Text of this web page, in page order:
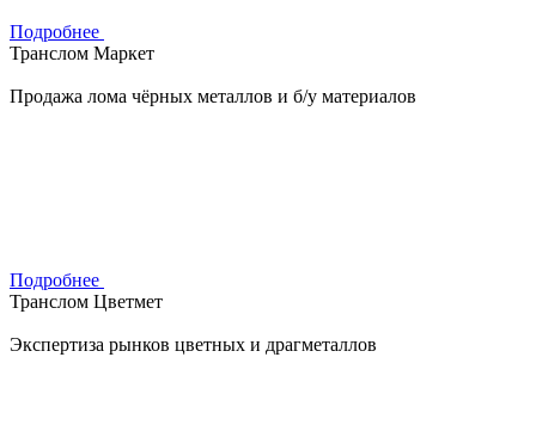
Подробнее
Транслом Маркет
Продажа лома чёрных металлов и б/у материалов
Подробнее
Транслом Цветмет
Экспертиза рынков цветных и драгметаллов